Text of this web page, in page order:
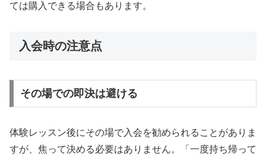
ては購入できる場合もあります。
入会時の注意点
その場での即決は避ける
体験レッスン後にその場で入会を勧められることがありま
すが、焦って決める必要はありません。「一度持ち帰って